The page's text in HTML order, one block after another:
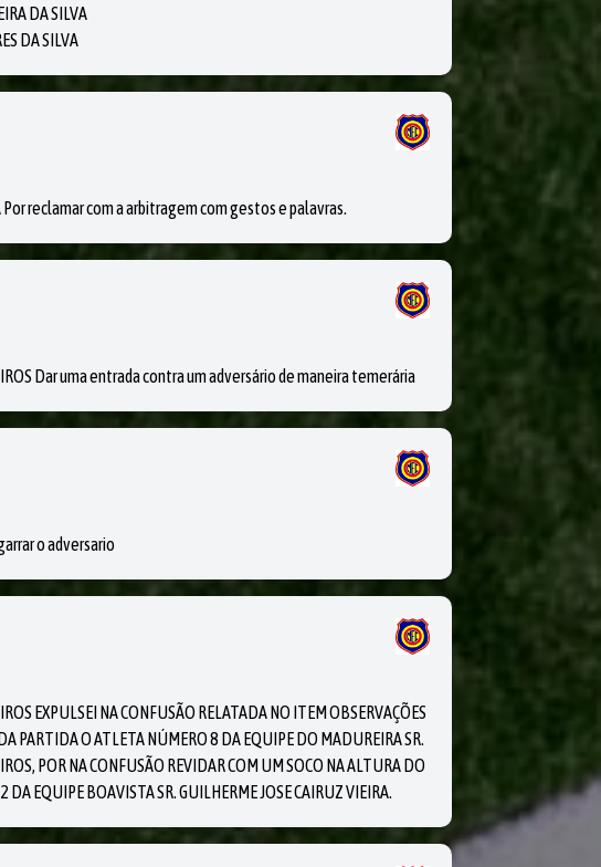
DA SILVA
DA SILVA
Por reclamar com a arbitragem com gestos e palavras.
Dar uma entrada contra um adversário de maneira temerária
o adversario
EXPULSEI NA CONFUSÃO RELATADA NO ITEM OBSERVAÇÕES
PARTIDA O ATLETA NÚMERO 8 DA EQUIPE DO MADUREIRA SR.
POR NA CONFUSÃO REVIDAR COM UM SOCO NA ALTURA DO
EQUIPE BOAVISTA SR. GUILHERME JOSE CAIRUZ VIEIRA.